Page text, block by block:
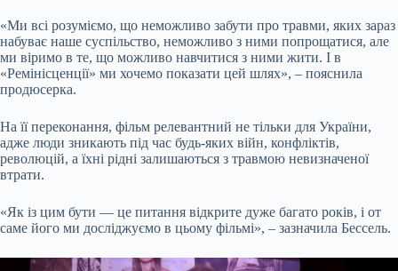
«Ми всі розуміємо, що неможливо забути про травми, яких зараз
набуває наше суспільство, неможливо з ними попрощатися, але
ми віримо в те, що можливо навчитися з ними жити. І в
«Ремінісценції» ми хочемо показати цей шлях», – пояснила
продюсерка.
На її переконання, фільм релевантний не тільки для України,
адже люди зникають під час будь-яких війн, конфліктів,
революцій, а їхні рідні залишаються з травмою невизначеної
втрати.
«Як із цим бути — це питання відкрите дуже багато років, і от
саме його ми досліджуємо в цьому фільмі», – зазначила Бессель.